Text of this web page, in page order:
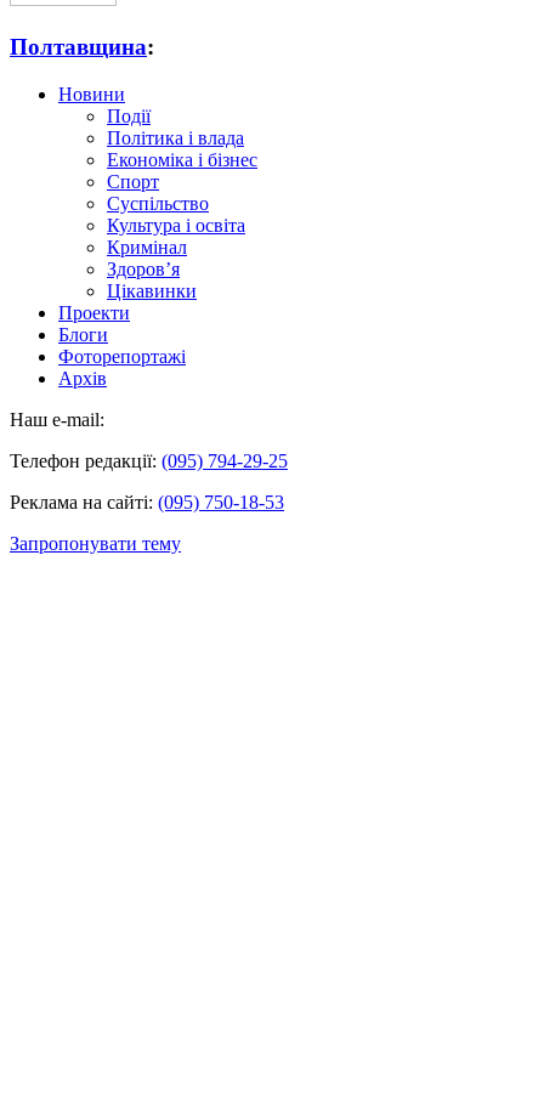
Полтавщина:
Новини
Події
Політика і влада
Економіка і бізнес
Спорт
Суспільство
Культура і освіта
Кримінал
Здоров’я
Цікавинки
Проекти
Блоги
Фоторепортажі
Архів
Наш e-mail:
Телефон редакції: (095) 794-29-25
Реклама на сайті: (095) 750-18-53
Запропонувати тему